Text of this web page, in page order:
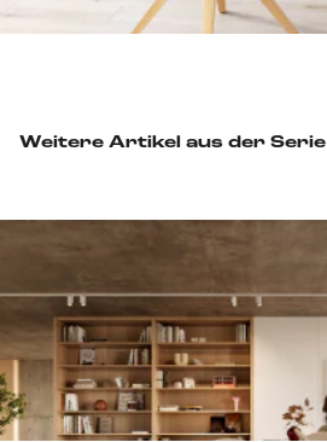
Weitere Artikel aus der Serie